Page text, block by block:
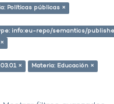
Políticas públicas ×
info:eu-repo/semantics/
×
Materia: Educación ×